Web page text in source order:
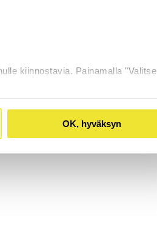
kiinnostavia. Painamalla "Valitse
OK, hyväksyn